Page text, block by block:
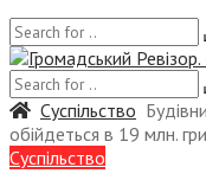
Суспiльство
обійдеться в 19 млн.
Суспiльство